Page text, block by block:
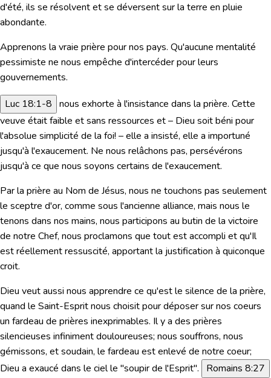
d'été, ils se résolvent et se déversent sur la terre en pluie
abondante.
Apprenons la vraie prière pour nos pays. Qu'aucune mentalité
pessimiste ne nous empêche d'intercéder pour leurs
gouvernements.
Luc 18:1-8 nous exhorte à l'insistance dans la prière. Cette
veuve était faible et sans ressources et – Dieu soit béni pour
l'absolue simplicité de la foi! – elle a insisté, elle a importuné
jusqu'à l'exaucement. Ne nous relâchons pas, persévérons
jusqu'à ce que nous soyons certains de l'exaucement.
Par la prière au Nom de Jésus, nous ne touchons pas seulement
le sceptre d'or, comme sous l'ancienne alliance, mais nous le
tenons dans nos mains, nous participons au butin de la victoire
de notre Chef, nous proclamons que tout est accompli et qu'Il
est réellement ressuscité, apportant la justification à quiconque
croit.
Dieu veut aussi nous apprendre ce qu'est le silence de la prière,
quand le Saint-Esprit nous choisit pour déposer sur nos coeurs
un fardeau de prières inexprimables. Il y a des prières
silencieuses infiniment douloureuses; nous souffrons, nous
gémissons, et soudain, le fardeau est enlevé de notre coeur;
Dieu a exaucé dans le ciel le "soupir de l'Esprit".
Romains 8:27